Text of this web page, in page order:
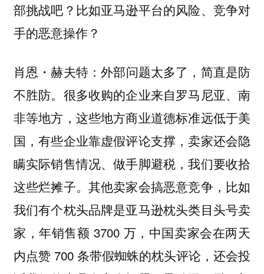
部挑战吧？比如亚马逊平台的风险、竞争对
手的恶意操作？
肖恩・赫夫特：外部问题太多了，简直是防
不胜防。很多收购的企业来自罗马尼亚、南
非等地方，这些地方商业道德标准远低于美
国，有些企业靠虚假评论支撑，卖家还会隐
瞒实际销售情况、做手脚避税，我们要收拾
这些烂摊子。其他卖家会搞恶意竞争，比如
我们有个枕头品牌是亚马逊枕头类目头号卖
家，年销售额 3700 万，中国卖家会在两天
内点赞 700 条带假蜘蛛的枕头评论，还会投